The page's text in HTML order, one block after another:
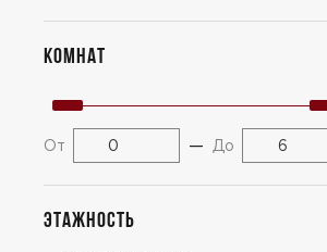
Комнат
От — До
Этажность